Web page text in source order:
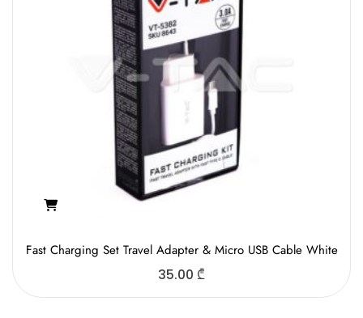
Fast Charging Set Travel Adapter & Micro USB Cable White
35.00 ₾